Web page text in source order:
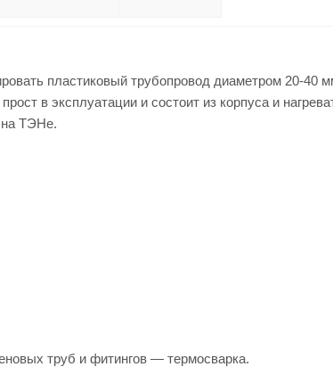
пластиковый трубопровод диаметром 20-
в эксплуатации и состоит из корпуса и
на ТЭНе.
труб и фитингов — термосварка.